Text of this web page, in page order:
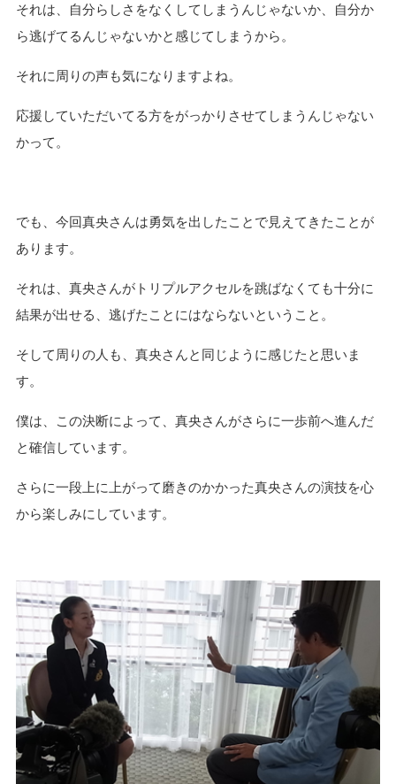
それは、自分らしさをなくしてしまうんじゃないか、自分か
ら逃げてるんじゃないかと感じてしまうから。
それに周りの声も気になりますよね。
応援していただいてる方をがっかりさせてしまうんじゃない
かって。
でも、今回真央さんは勇気を出したことで見えてきたことが
あります。
それは、真央さんがトリプルアクセルを跳ばなくても十分に
結果が出せる、逃げたことにはならないということ。
そして周りの人も、真央さんと同じように感じたと思いま
す。
僕は、この決断によって、真央さんがさらに一歩前へ進んだ
と確信しています。
さらに一段上に上がって磨きのかかった真央さんの演技を心
から楽しみにしています。